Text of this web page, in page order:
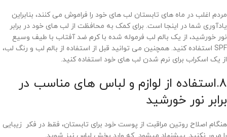
مردم اغلب در ماه های تابستان لب های خود را فراموش می کنند، بنابراین
یادآوری شما در اینجا است. برای کمک به محافظت از لب های خود در برابر
نور خورشید، از یک بالم لب فرموله شده با کرم ضد آفتاب با طیف وسیع
SPF استفاده کنید. همچنین می توانید قبل از استفاده از بالم لب و رنگ لب،
از یک اسکراب برای نرم شدن لب های خود استفاده کنید.
8.استفاده از لوازم و لباس های مناسب در
برابر نور خورشید
هنگام اصلاح روتین مراقبت از پوست خود برای تابستان، فقط در فکر زیبایی